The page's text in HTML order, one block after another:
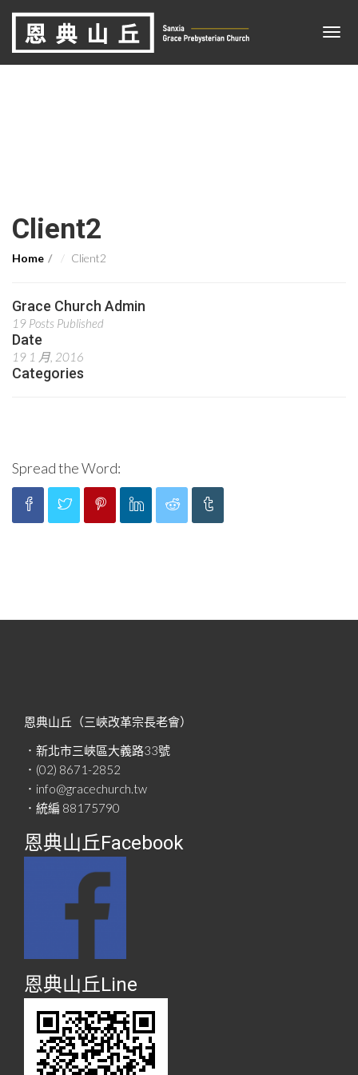
Client2
Home Client2
Grace Church Admin
19 Posts Published
Date
19 1 月, 2016
Categories
Spread the Word:
恩典山丘（三峽改革宗長老會）
．新北市三峽區大義路33號
．(02) 8671-2852
．info@gracechurch.tw
．統編 88175790
恩典山丘Facebook
恩典山丘Line